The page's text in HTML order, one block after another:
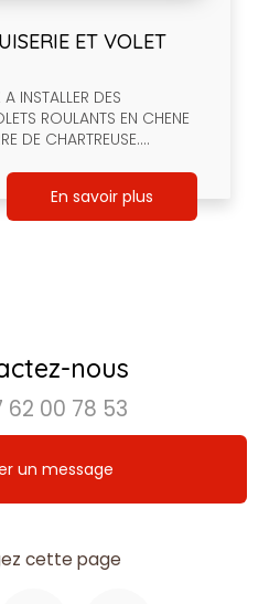
ET VOLET
INSTALLER DES
ROULANTS EN CHENE
DE CHARTREUSE....
En savoir plus
nous
62 00 78 53
un message
cette page